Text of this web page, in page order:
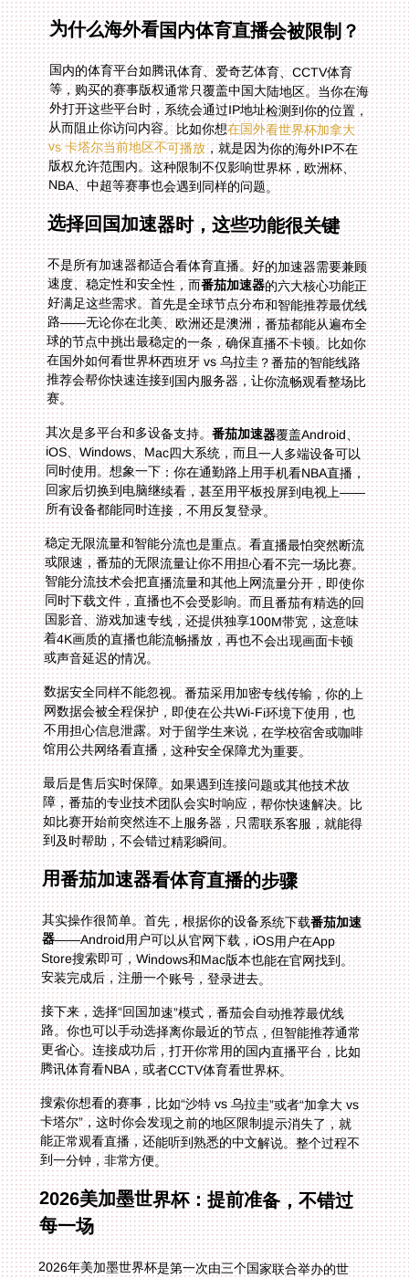
为什么海外看国内体育直播会被限制？
国内的体育平台如腾讯体育、爱奇艺体育、CCTV体育
等，购买的赛事版权通常只覆盖中国大陆地区。当你在海
外打开这些平台时，系统会通过IP地址检测到你的位置，
从而阻止你访问内容。比如你想在国外看世界杯加拿大
vs 卡塔尔当前地区不可播放，就是因为你的海外IP不在
版权允许范围内。这种限制不仅影响世界杯，欧洲杯、
NBA、中超等赛事也会遇到同样的问题。
选择回国加速器时，这些功能很关键
不是所有加速器都适合看体育直播。好的加速器需要兼顾
速度、稳定性和安全性，而番茄加速器的六大核心功能正
好满足这些需求。首先是全球节点分布和智能推荐最优线
路——无论你在北美、欧洲还是澳洲，番茄都能从遍布全
球的节点中挑出最稳定的一条，确保直播不卡顿。比如你
在国外如何看世界杯西班牙 vs 乌拉圭？番茄的智能线路
推荐会帮你快速连接到国内服务器，让你流畅观看整场比
赛。
其次是多平台和多设备支持。番茄加速器覆盖Android、
iOS、Windows、Mac四大系统，而且一人多端设备可以
同时使用。想象一下：你在通勤路上用手机看NBA直播，
回家后切换到电脑继续看，甚至用平板投屏到电视上——
所有设备都能同时连接，不用反复登录。
稳定无限流量和智能分流也是重点。看直播最怕突然断流
或限速，番茄的无限流量让你不用担心看不完一场比赛。
智能分流技术会把直播流量和其他上网流量分开，即使你
同时下载文件，直播也不会受影响。而且番茄有精选的回
国影音、游戏加速专线，还提供独享100M带宽，这意味
着4K画质的直播也能流畅播放，再也不会出现画面卡顿
或声音延迟的情况。
数据安全同样不能忽视。番茄采用加密专线传输，你的上
网数据会被全程保护，即使在公共Wi-Fi环境下使用，也
不用担心信息泄露。对于留学生来说，在学校宿舍或咖啡
馆用公共网络看直播，这种安全保障尤为重要。
最后是售后实时保障。如果遇到连接问题或其他技术故
障，番茄的专业技术团队会实时响应，帮你快速解决。比
如比赛开始前突然连不上服务器，只需联系客服，就能得
到及时帮助，不会错过精彩瞬间。
用番茄加速器看体育直播的步骤
其实操作很简单。首先，根据你的设备系统下载番茄加速
器——Android用户可以从官网下载，iOS用户在App
Store搜索即可，Windows和Mac版本也能在官网找到。
安装完成后，注册一个账号，登录进去。
接下来，选择“回国加速”模式，番茄会自动推荐最优线
路。你也可以手动选择离你最近的节点，但智能推荐通常
更省心。连接成功后，打开你常用的国内直播平台，比如
腾讯体育看NBA，或者CCTV体育看世界杯。
搜索你想看的赛事，比如“沙特 vs 乌拉圭”或者“加拿大 vs
卡塔尔”，这时你会发现之前的地区限制提示消失了，就
能正常观看直播，还能听到熟悉的中文解说。整个过程不
到一分钟，非常方便。
2026美加墨世界杯：提前准备，不错过
每一场
2026年美加墨世界杯是第一次由三个国家联合举办的世
界杯，赛事规模更大，精彩程度也更高。对于海外华人来